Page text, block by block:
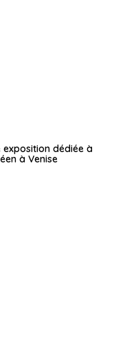
dédiée à
à Venise